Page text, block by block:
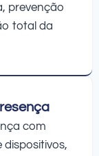
prevenção
total da
com